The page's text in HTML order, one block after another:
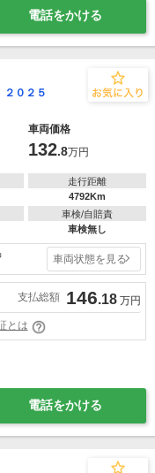
電話をかける
０２５
車両価格
132.8万円
走行距離
4792Km
車検/自賠責
車検無し
車両状態を見る
支払総額 146.18 万円
とは
電話をかける